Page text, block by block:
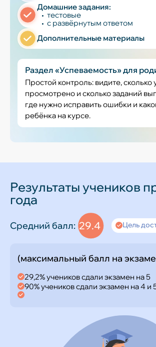
Домашние задания:
тестовые
с развёрнутым ответом
Дополнительные материалы
Раздел «Успеваемость» для
Простой контроль: видите, сколько
просмотрено и сколько заданий
где нужно исправить ошибки и
ребёнка на курсе.
Результаты учеников
года
Средний балл: 29.4 Цель
(максимальный балл на
29,2% учеников сдали экзамен на 5
90% учеников сдали экзамен на 4 и